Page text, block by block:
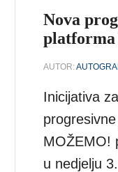
Nova
AUTOR:
Inicijativa
MOŽEMO!
u nedjelju